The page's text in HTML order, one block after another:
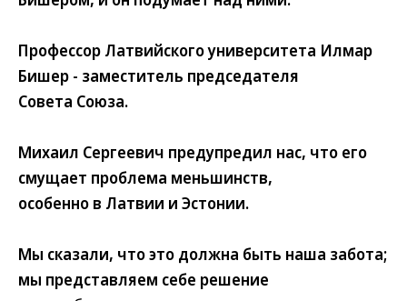
Профессор Латвийского университета Илмар
Бишер - заместитель председателя
Совета Союза.
Михаил Сергеевич предупредил нас, что его
смущает проблема меньшинств,
особенно в Латвии и Эстонии.
Мы сказали, что это должна быть наша забота;
мы представляем себе решение